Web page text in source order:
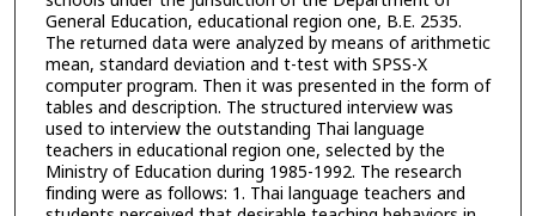
General Education, educational region one, B.E. 2535.
The returned data were analyzed by means of arithmetic
mean, standard deviation and t-test with SPSS-X
computer program. Then it was presented in the form of
tables and description. The structured interview was
used to interview the outstanding Thai language
teachers in educational region one, selected by the
Ministry of Education during 1985-1992. The research
finding were as follows: 1. Thai language teachers and